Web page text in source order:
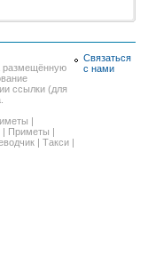
размещённую
ссылки (для
|
| Приметы |
| Такси |
Связаться
с нами